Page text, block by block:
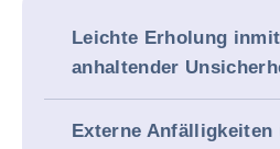
Leichte Erholung
anhaltender
Externe Anfälligkeiten